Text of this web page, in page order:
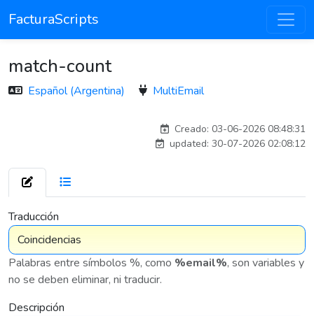
FacturaScripts
match-count
Español (Argentina) MultiEmail
Creado: 03-06-2026 08:48:31
updated: 30-07-2026 02:08:12
Traducción
Palabras entre símbolos %, como %email%, son variables y
no se deben eliminar, ni traducir.
Descripción